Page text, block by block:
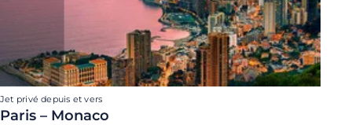
Jet privé depuis et vers
Paris – Monaco